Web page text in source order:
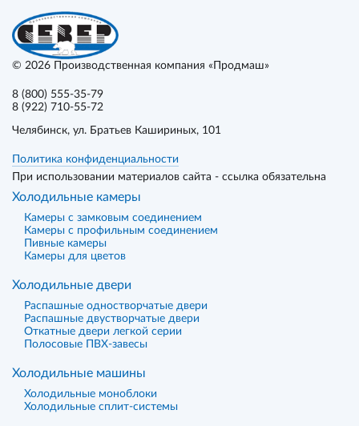
© 2026 Производственная компания «Продмаш»
8 (800) 555-35-79
8 (922) 710-55-72
Челябинск, ул. Братьев Кашириных, 101
Политика конфиденциальности
При использовании материалов сайта - ссылка обязательна
Холодильные камеры
Камеры с замковым соединением
Камеры с профильным соединением
Пивные камеры
Камеры для цветов
Холодильные двери
Распашные одностворчатые двери
Распашные двустворчатые двери
Откатные двери легкой серии
Полосовые ПВХ-завесы
Холодильные машины
Холодильные моноблоки
Холодильные сплит-системы